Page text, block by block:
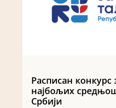
Расписан
најбољих
Србији